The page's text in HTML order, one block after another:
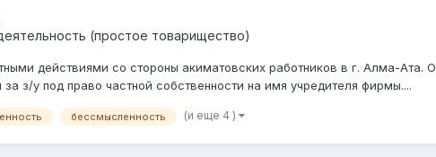
(простое товарищество)
действиями со стороны акиматовских работников в г. Алма-Ата.
з/у под право частной собственности на имя учредителя фирмы....
бессмысленность (и еще 4 )